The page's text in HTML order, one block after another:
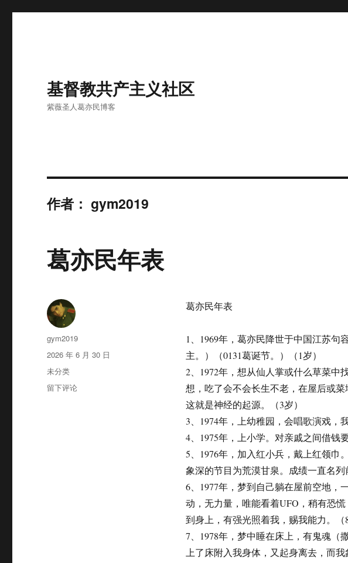
基督教共产主义社区
紫薇圣人葛亦民博客
作者：gym2019
葛亦民年表
葛亦民年表
1、1969年，葛亦民降世于中国江苏
主。）（0131葛诞节。）（1岁）
2、1972年，想从仙人掌或什么草菜中
想，吃了会不会长生不老，在屋后或菜
这就是神经的起源。（3岁）
3、1974年，上幼稚园，会唱歌演戏，
4、1975年，上小学。对亲戚之间借钱
5、1976年，加入红小兵，戴上红领巾
象深的节目为荒漠甘泉。成绩一直名列
6、1977年，梦到自己躺在屋前空地，
动，无力量，唯能看着UFO，稍有恐
到身上，有强光照着我，赐我能力。（8
7、1978年，梦中睡在床上，有鬼魂（
上了床附入我身体，又起身离去，而
作
者
gym2019
发
布
于
2026 年 6 月 30 日
分
类
未分类
于
留下评论